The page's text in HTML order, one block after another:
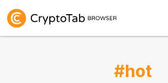
#hot